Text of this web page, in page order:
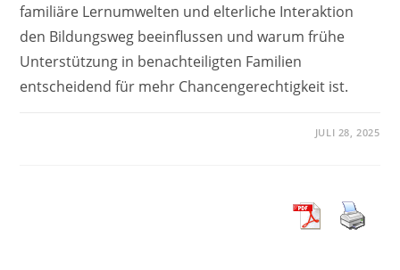
familiäre Lernumwelten und elterliche Interaktion
den Bildungsweg beeinflussen und warum frühe
Unterstützung in benachteiligten Familien
entscheidend für mehr Chancengerechtigkeit ist.
JULI 28, 2025